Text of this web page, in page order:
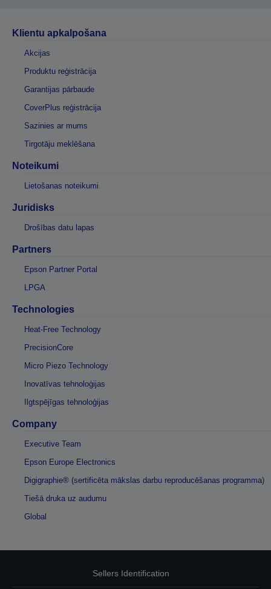
Klientu apkalpošana
Akcijas
Produktu reģistrācija
Garantijas pārbaude
CoverPlus reģistrācija
Sazinies ar mums
Tirgotāju meklēšana
Noteikumi
Lietošanas noteikumi
Juridisks
Drošības datu lapas
Partners
Epson Partner Portal
LPGA
Technologies
Heat-Free Technology
PrecisionCore
Micro Piezo Technology
Inovatīvas tehnoloģijas
Ilgtspējīgas tehnoloģijas
Company
Executive Team
Epson Europe Electronics
Digigraphie® (sertificēta mākslas darbu reproducēšanas programma)
Tiešā druka uz audumu
Global
Sellers Identification